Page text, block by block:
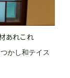
あれこれ
かし和テイス